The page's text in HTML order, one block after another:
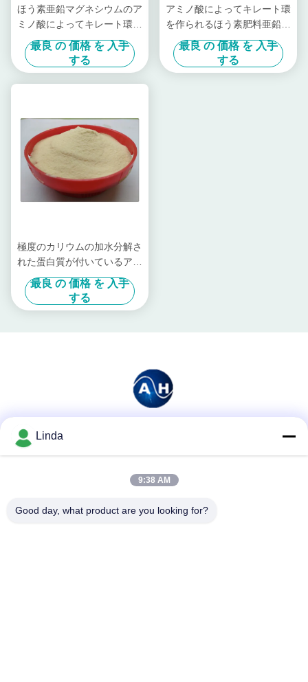
ほう素亜鉛マグネシウムのア
ミノ酸によってキレート環を
作られる微量栄養の薄黄色の
粉の形態
最良 の 価格 を 入手
する
アミノ酸によってキレート環
を作られるほう素肥料亜鉛マ
グネシウム水溶性肥料
最良 の 価格 を 入手
する
極度のカリウムの加水分解さ
れた蛋白質が付いているアミ
ノ酸によってキレート環を作
られる微量栄養肥料
最良 の 価格 を 入手
する
迅速な連絡
Linda
9:38 AM
Good day, what product are you looking for?